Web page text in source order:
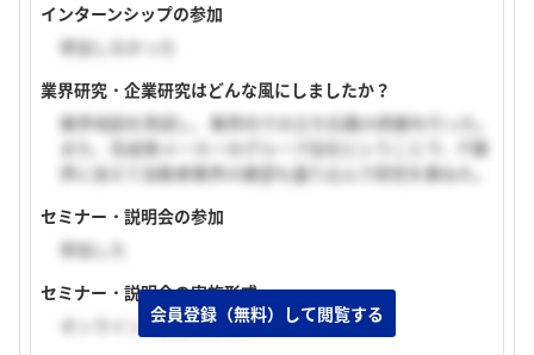
インターンシップの参加
参加しなかった
業界研究・企業研究はどんな風にしましたか？
業界地図を熟読し、業界内での立ち位置の把握を行った。
また、完成車メーカーのグループ会社ということで、IT業
界に加えて自動車業界の展望も盛り込んで研究を重ねた。
セミナー・説明会の参加
参加した
セミナー・説明会の実施形式
オンライン（顔出し無し）
会員登録（無料）して閲覧する